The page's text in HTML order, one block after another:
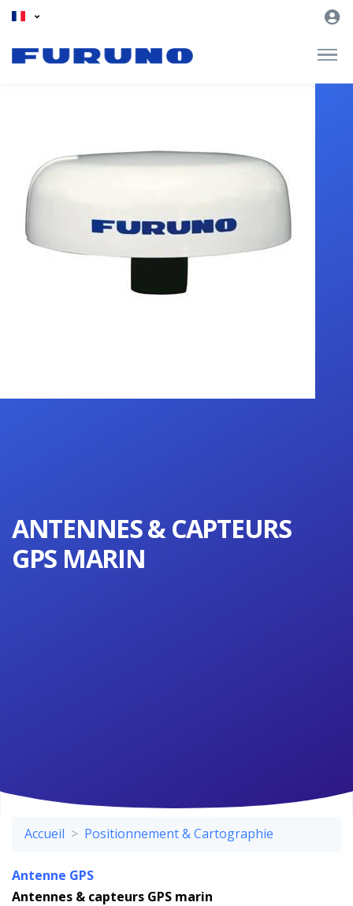
ANTENNES & CAPTEURS
GPS MARIN
Accueil Positionnement & Cartographie
Antenne GPS
Antennes & capteurs GPS marin